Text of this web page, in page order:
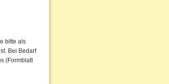
bitte als
Bei Bedarf
(Formblatt